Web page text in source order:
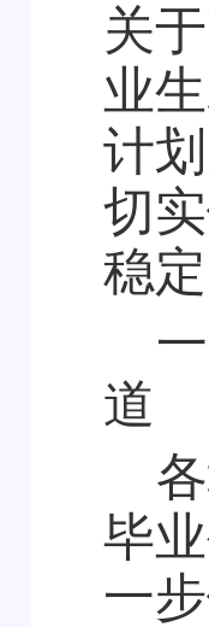
关
业
计
切
稳
一
道
各
毕
一